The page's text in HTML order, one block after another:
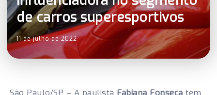
de carros superesportivos
11 de julho de 2022